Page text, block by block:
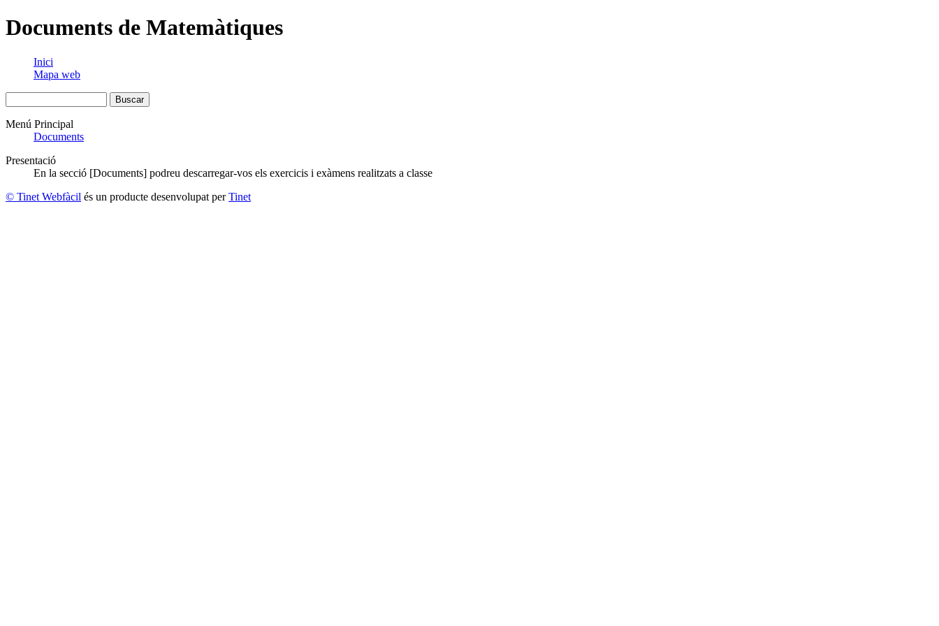
Documents de Matemàtiques
Inici
Mapa web
Menú Principal
Documents
Presentació
En la secció [Documents] podreu descarregar-vos els exercicis i exàmens realitzats a classe
© Tinet Webfàcil és un producte desenvolupat perTinet